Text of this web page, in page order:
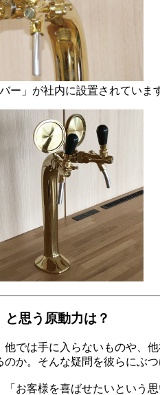
ー」が社内に設置されていま
と思う原動力は？
他では手に入らないものや
か。そんな疑問を彼らにぶつ
お客様を喜ばせたいという